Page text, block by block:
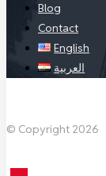
Blog
Contact
English
العربية
© Copyright 2026